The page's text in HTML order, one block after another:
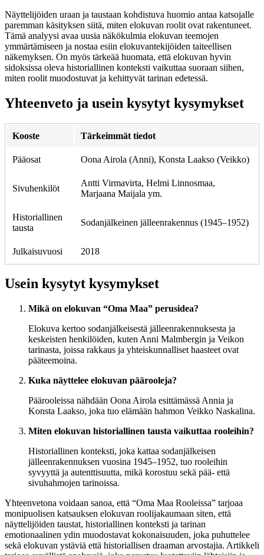
Näyttelijöiden uraan ja taustaan kohdistuva huomio antaa katsojalle
paremman käsityksen siitä, miten elokuvan roolit ovat rakentuneet.
Tämä analyysi avaa uusia näkökulmia elokuvan teemojen
ymmärtämiseen ja nostaa esiin elokuvantekijöiden taiteellisen
näkemyksen. On myös tärkeää huomata, että elokuvan hyvin
sidoksissa oleva historiallinen konteksti vaikuttaa suoraan siihen,
miten roolit muodostuvat ja kehittyvät tarinan edetessä.
Yhteenveto ja usein kysytyt kysymykset
Kooste Tärkeimmät tiedot
Pääosat Oona Airola (Anni), Konsta Laakso (Veikko)
Sivuhenkilöt
Antti Virmavirta, Helmi Linnosmaa,
Marjaana Maijala ym.
Historiallinen
tausta
Sodanjälkeinen jälleenrakennus (1945–1952)
Julkaisuvuosi 2018
Usein kysytyt kysymykset
Mikä on elokuvan “Oma Maa” perusidea?
Elokuva kertoo sodanjälkeisestä jälleenrakennuksesta ja
keskeisten henkilöiden, kuten Anni Malmbergin ja Veikon
tarinasta, joissa rakkaus ja yhteiskunnalliset haasteet ovat
pääteemoina.
Kuka näyttelee elokuvan päärooleja?
Päärooleissa nähdään Oona Airola esittämässä Annia ja
Konsta Laakso, joka tuo elämään hahmon Veikko Naskalina.
Miten elokuvan historiallinen tausta vaikuttaa rooleihin?
Historiallinen konteksti, joka kattaa sodanjälkeisen
jälleenrakennuksen vuosina 1945–1952, tuo rooleihin
syvyyttä ja autenttisuutta, mikä korostuu sekä pää- että
sivuhahmojen tarinoissa.
Yhteenvetona voidaan sanoa, että “Oma Maa Rooleissa” tarjoaa
monipuolisen katsauksen elokuvan roolijakaumaan siten, että
näyttelijöiden taustat, historiallinen konteksti ja tarinan
emotionaalinen ydin muodostavat kokonaisuuden, joka puhuttelee
sekä elokuvan ystäviä että historiallisen draaman arvostajia. Artikkeli